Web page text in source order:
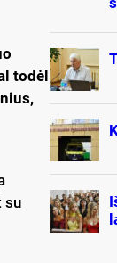
todėl
su